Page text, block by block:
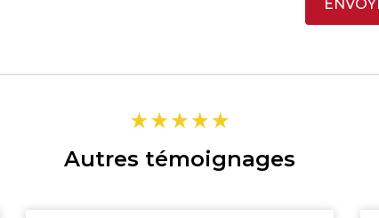
Autres témoignages
DRUMMONDVILLE